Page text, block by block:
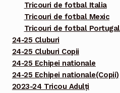
Tricouri de fotbal Italia
Tricouri de fotbal Mexic
Tricouri de fotbal
24-25 Cluburi
24-25 Cluburi Copii
24-25 Echipei nationale
24-25 Echipei nationale(Copii)
2023-24 Tricou Adulți